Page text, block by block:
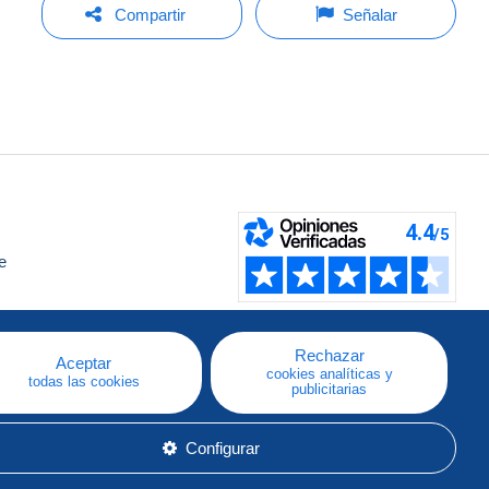
Compartir Señalar
Aceptar
todas las cookies
Rechazar
cookies analíticas y
publicitarias
Configurar